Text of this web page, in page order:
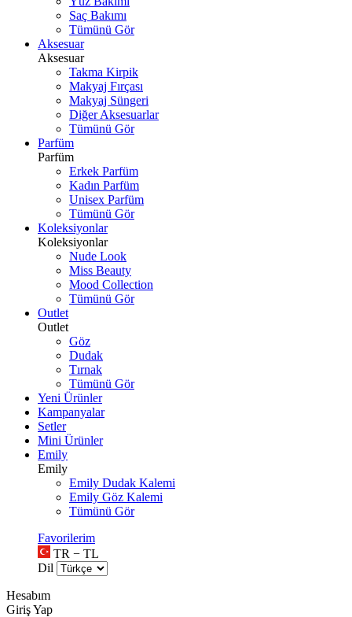
Saç Bakımı
Tümünü Gör
Aksesuar
Aksesuar
Takma Kirpik
Makyaj Fırçası
Makyaj Süngeri
Diğer Aksesuarlar
Tümünü Gör
Parfüm
Parfüm
Erkek Parfüm
Kadın Parfüm
Unisex Parfüm
Tümünü Gör
Koleksiyonlar
Koleksiyonlar
Nude Look
Miss Beauty
Mood Collection
Tümünü Gör
Outlet
Outlet
Göz
Dudak
Tırnak
Tümünü Gör
Yeni Ürünler
Kampanyalar
Setler
Mini Ürünler
Emily
Emily
Emily Dudak Kalemi
Emily Göz Kalemi
Tümünü Gör
Favorilerim
TR − TL
Dil
Hesabım
Giriş Yap